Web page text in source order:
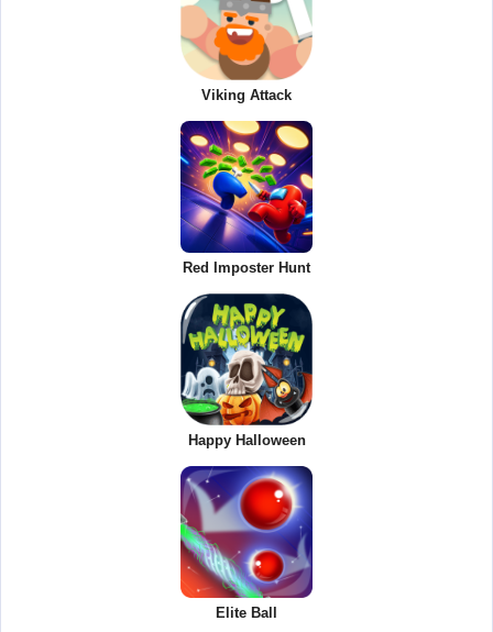
Viking Attack
Red Imposter Hunt
Happy Halloween
Elite Ball